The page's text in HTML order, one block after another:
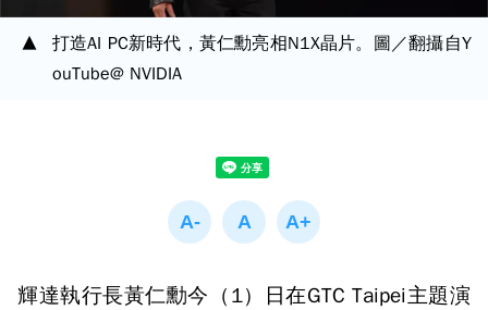
打造AI PC新時代，黃仁勳亮相N1X晶片。圖／翻攝自Y
ouTube@ NVIDIA
輝達執行長黃仁勳今（1）日在GTC Taipei主題演